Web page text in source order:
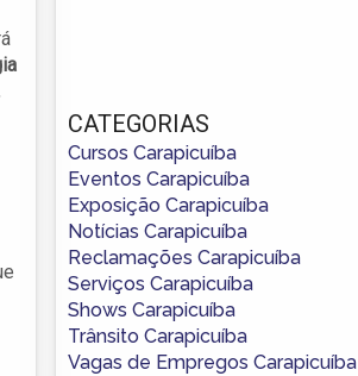
CATEGORIAS
Cursos Carapicuíba
Eventos Carapicuíba
Exposição Carapicuíba
Notícias Carapicuíba
Reclamações Carapicuíba
Serviços Carapicuíba
Shows Carapicuíba
Trânsito Carapicuíba
Vagas de Empregos Carapicuíba